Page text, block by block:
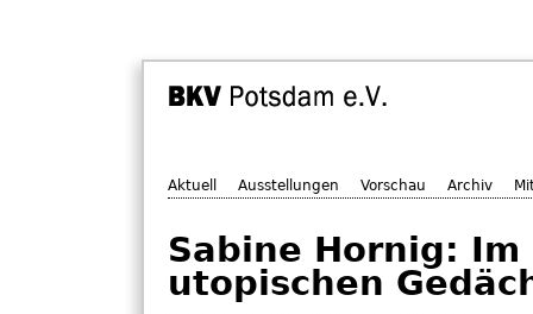
Aktuell Ausstellungen Vorschau Archiv
Sabine Hornig:
utopischen